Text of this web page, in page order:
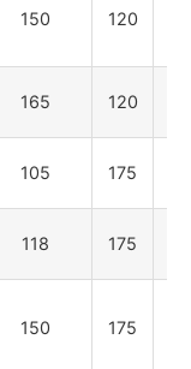
150 120
165 120
105 175
118 175
150 175